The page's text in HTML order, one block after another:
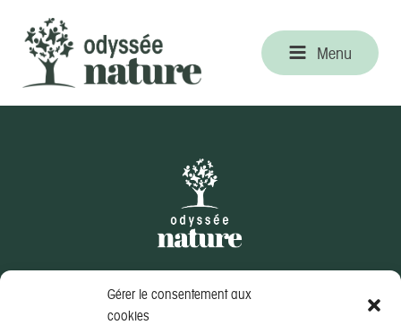
Gérer le consentement aux
cookies
Menu
CONTACTEZ-NOUS